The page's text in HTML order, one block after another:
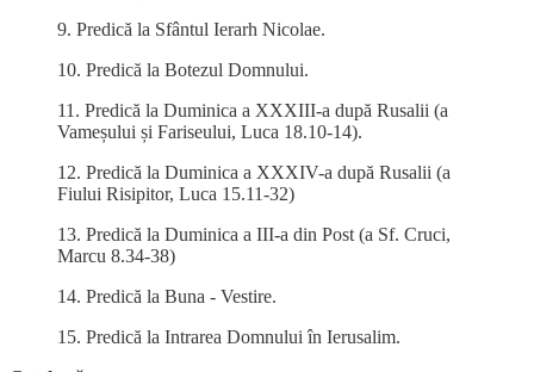
9. Predică la Sfântul Ierarh Nicolae.
10. Predică la Botezul Domnului.
11. Predică la Duminica a XXXIII-a după Rusalii (a
Vameșului și Fariseului, Luca 18.10-14).
12. Predică la Duminica a XXXIV-a după Rusalii (a
Fiului Risipitor, Luca 15.11-32)
13. Predică la Duminica a III-a din Post (a Sf. Cruci,
Marcu 8.34-38)
14. Predică la Buna - Vestire.
15. Predică la Intrarea Domnului în Ierusalim.